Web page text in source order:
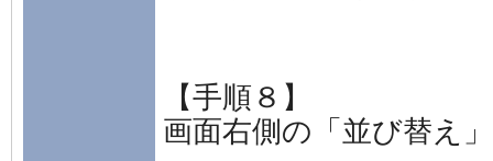
【手順８】
画面右側の「並び替え